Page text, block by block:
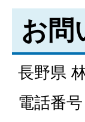
お問
長野県
電話番